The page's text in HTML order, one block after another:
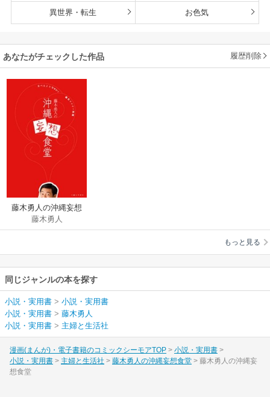
異世界・転生 お色気
あなたがチェックした作品 履歴削除
藤木勇人の沖縄妄想
食堂
藤木勇人
もっと見る
同じジャンルの本を探す
小説・実用書 > 小説・実用書
小説・実用書 > 藤木勇人
小説・実用書 > 主婦と生活社
漫画(まんが)・電子書籍のコミックシーモアTOP
小説・実用書
小説・実用書
主婦と生活社 藤木勇人の沖縄妄想食堂
藤木勇人の沖縄妄
想食堂